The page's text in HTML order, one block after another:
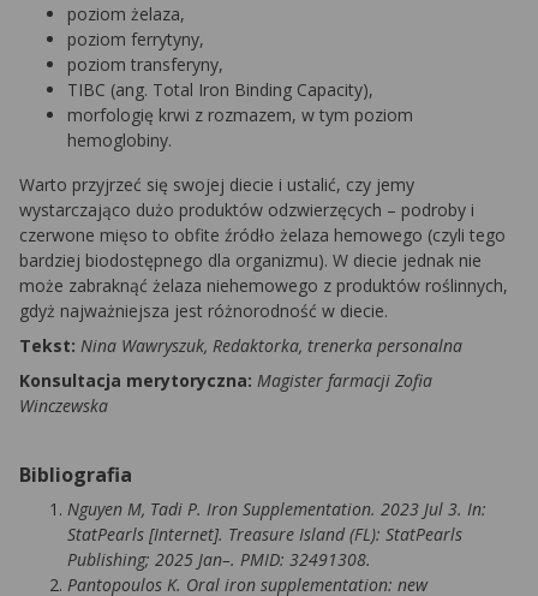
poziom żelaza,
poziom ferrytyny,
poziom transferyny,
TIBC (ang. Total Iron Binding Capacity),
morfologię krwi z rozmazem, w tym poziom
hemoglobiny.
Warto przyjrzeć się swojej diecie i ustalić, czy jemy
wystarczająco dużo produktów odzwierzęcych – podroby i
czerwone mięso to obfite źródło żelaza hemowego (czyli tego
bardziej biodostępnego dla organizmu). W diecie jednak nie
może zabraknąć żelaza niehemowego z produktów roślinnych,
gdyż najważniejsza jest różnorodność w diecie.
Tekst: Nina Wawryszuk, Redaktorka, trenerka personalna
Konsultacja merytoryczna: Magister farmacji Zofia
Winczewska
Bibliografia
Nguyen M, Tadi P. Iron Supplementation. 2023 Jul 3. In:
StatPearls [Internet]. Treasure Island (FL): StatPearls
Publishing; 2025 Jan–. PMID: 32491308.
Pantopoulos K. Oral iron supplementation: new